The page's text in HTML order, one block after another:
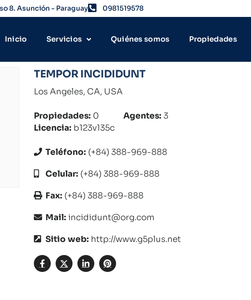
8. Asunción - Paraguay 0981519578
Inicio Servicios Quiénes somos Propiedades
TEMPOR INCIDIDUNT
Los Angeles, CA, USA
Propiedades: 0 Agentes: 3
Licencia: b123v135c
Teléfono: (+84) 388-969-888
Celular: (+84) 388-969-888
Fax: (+84) 388-969-888
Mail: incididunt@org.com
Sitio web: http://www.g5plus.net